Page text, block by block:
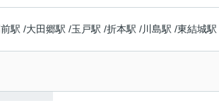
駅 /大田郷駅 /玉戸駅 /折本駅 /川島駅 /東結城駅